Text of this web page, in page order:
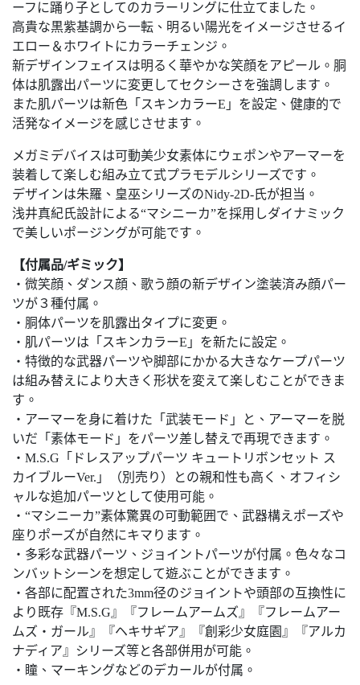
ーフに踊り子としてのカラーリングに仕立てました。
高貴な黒紫基調から一転、明るい陽光をイメージさせるイ
エロー＆ホワイトにカラーチェンジ。
新デザインフェイスは明るく華やかな笑顔をアピール。胴
体は肌露出パーツに変更してセクシーさを強調します。
また肌パーツは新色「スキンカラーE」を設定、健康的で
活発なイメージを感じさせます。
メガミデバイスは可動美少女素体にウェポンやアーマーを
装着して楽しむ組み立て式プラモデルシリーズです。
デザインは朱羅、皇巫シリーズのNidy-2D-氏が担当。
浅井真紀氏設計による“マシニーカ”を採用しダイナミック
で美しいポージングが可能です。
【付属品/ギミック】
・微笑顔、ダンス顔、歌う顔の新デザイン塗装済み顔パー
ツが３種付属。
・胴体パーツを肌露出タイプに変更。
・肌パーツは「スキンカラーE」を新たに設定。
・特徴的な武器パーツや脚部にかかる大きなケープパーツ
は組み替えにより大きく形状を変えて楽しむことができま
す。
・アーマーを身に着けた「武装モード」と、アーマーを脱
いだ「素体モード」をパーツ差し替えで再現できます。
・M.S.G「ドレスアップパーツ キュートリボンセット ス
カイブルーVer.」（別売り）との親和性も高く、オフィシ
ャルな追加パーツとして使用可能。
・“マシニーカ”素体驚異の可動範囲で、武器構えポーズや
座りポーズが自然にキマります。
・多彩な武器パーツ、ジョイントパーツが付属。色々なコ
ンバットシーンを想定して遊ぶことができます。
・各部に配置された3mm径のジョイントや頭部の互換性に
より既存『M.S.G』『フレームアームズ』『フレームアー
ムズ・ガール』『ヘキサギア』『創彩少女庭園』『アルカ
ナディア』シリーズ等と各部併用が可能。
・瞳、マーキングなどのデカールが付属。